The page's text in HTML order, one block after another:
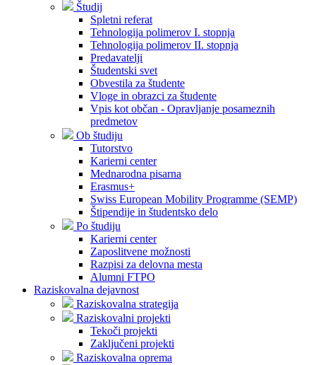
Študij
Spletni referat
Tehnologija polimerov I. stopnja
Tehnologija polimerov II. stopnja
Predavatelji
Študentski svet
Obvestila za študente
Vloge in obrazci za študente
Vpis kot občan - Opravljanje posameznih
predmetov
Ob študiju
Tutorstvo
Karierni center
Mednarodna pisarna
Erasmus+
Swiss European Mobility Programme (SEMP)
Štipendije in študentsko delo
Po študiju
Karierni center
Zaposlitvene možnosti
Razpisi za delovna mesta
Alumni FTPO
Raziskovalna dejavnost
Raziskovalna strategija
Raziskovalni projekti
Tekoči projekti
Zaključeni projekti
Raziskovalna oprema